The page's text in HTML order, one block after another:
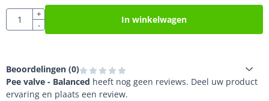
Aantal
+
-
In winkelwagen
Beoordelingen (0)
Pee valve - Balanced heeft nog geen reviews. Deel uw product
ervaring en plaats een review.